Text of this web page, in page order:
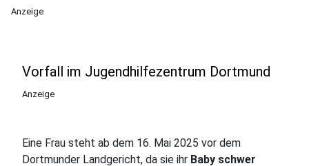
Anzeige
Vorfall im Jugendhilfezentrum Dortmund
Anzeige
Eine Frau steht ab dem 16. Mai 2025 vor dem
Dortmunder Landgericht, da sie ihr Baby schwer